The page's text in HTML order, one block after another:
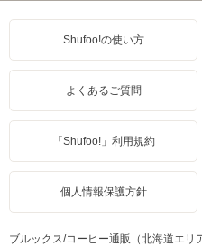
Shufoo!の使い方
よくあるご質問
「Shufoo!」利用規約
個人情報保護方針
ブルックス/コーヒー通販（北海道エ